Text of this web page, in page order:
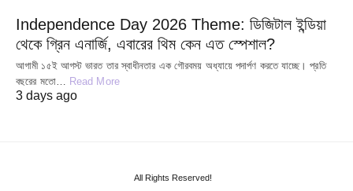
Independence Day 2026 Theme: ডিজিটাল ইন্ডিয়া
থেকে গ্রিন এনার্জি, এবারের থিম কেন এত স্পেশাল?
আগামী ১৫ই আগস্ট ভারত তার স্বাধীনতার এক গৌরবময় অধ্যায়ে পদার্পণ করতে যাচ্ছে। প্রতি
বছরের মতো… Read More
3 days ago
All Rights Reserved!